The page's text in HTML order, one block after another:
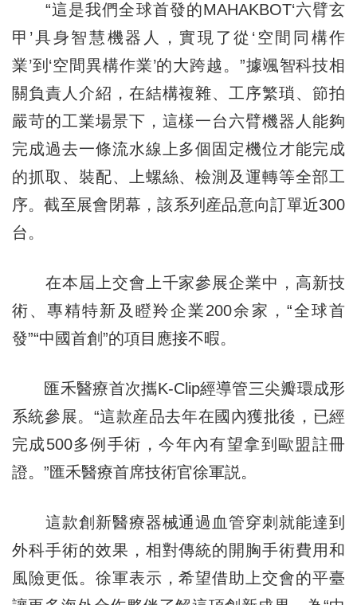
“這是我們全球首發的MAHAKBOT‘六臂玄
甲’具身智慧機器人，實現了從‘空間同構作
業’到‘空間異構作業’的大跨越。”據颯智科技相
關負責人介紹，在結構複雜、工序繁瑣、節拍
嚴苛的工業場景下，這樣一台六臂機器人能夠
完成過去一條流水線上多個固定機位才能完成
的抓取、裝配、上螺絲、檢測及運轉等全部工
序。截至展會閉幕，該系列産品意向訂單近300
台。
在本屆上交會上千家參展企業中，高新技
術、專精特新及瞪羚企業200余家，“全球首
發”“中國首創”的項目應接不暇。
匯禾醫療首次攜K-Clip經導管三尖瓣環成形
系統參展。“這款産品去年在國內獲批後，已經
完成500多例手術，今年內有望拿到歐盟註冊
證。”匯禾醫療首席技術官徐軍説。
這款創新醫療器械通過血管穿刺就能達到
外科手術的效果，相對傳統的開胸手術費用和
風險更低。徐軍表示，希望借助上交會的平臺